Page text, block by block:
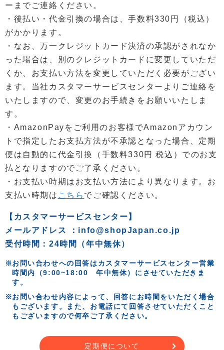
ーまでご連絡ください。
・後払い・代金引換の場合は、手数料330円（税込）
がかかります。
・なお、万一クレジットカード決済の承認がされなか
った場合は、別のクレジットカードに変更していただ
くか、お支払い方法を変更していただく必要がござい
ます。当社カスタマーサービスセンターよりご連絡を
いたしますので、変更のお手続きをお願いいたしま
す。
・AmazonPayをご利用のお客様でAmazonアカウン
トで指定したお支払方法が不承認となった場合、定期
便は自動的に代金引換（手数料330円 税込）でのお支
払となりますのでご了承ください。
・お支払い時期はお支払い方法により異なります。お
支払い時期は こちら でご確認ください。
【カスタマーサービスセンター】
メールアドレス ：info@shopJapan.co.jp
受付時間：24時間（年中無休）
お問い合わせへの回答はカスタマーサービスセンター営業
時間内（9:00~18:00 年中無休）にさせていただきま
す。
お問い合わせ内容によって、回答にお時間をいただく場合
もございます。また、お電話にて回答させていただくこと
もございますので何卒ご了承ください。
定期便について